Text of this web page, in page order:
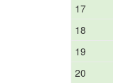
17
18
19
20